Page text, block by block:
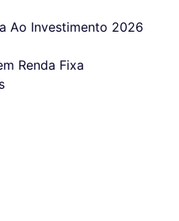
Ao Investimento 2026
Renda Fixa